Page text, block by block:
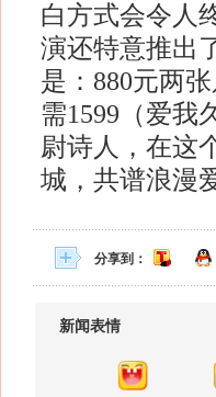
白方式会令人
演还特意推出
是：880元两
需1599（爱我
尉诗人，在这
城，共谱浪漫
分享到：
新闻表情